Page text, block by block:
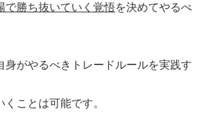
で勝ち抜いていく覚悟を決めてやるべ
身がやるべきトレードルールを実践す
ことは可能です。